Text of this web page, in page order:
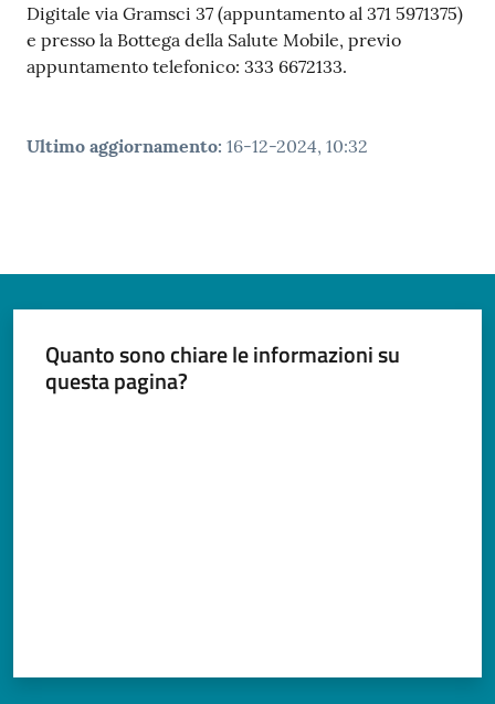
Digitale via Gramsci 37 (appuntamento al 371 5971375)
e presso la Bottega della Salute Mobile, previo
appuntamento telefonico: 333 6672133.
Ultimo aggiornamento: 16-12-2024, 10:32
Quanto sono chiare le informazioni su
questa pagina?